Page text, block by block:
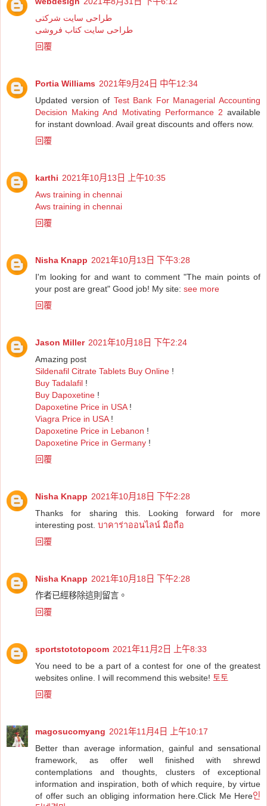
طراحی سایت شرکتی
طراحی سایت کتاب فروشی
回覆
Portia Williams 2021年9月24日 中午12:34
Updated version of Test Bank For Managerial Accounting
Decision Making And Motivating Performance 2 available
for instant download. Avail great discounts and offers now.
回覆
karthi 2021年10月13日 上午10:35
Aws training in chennai
Aws training in chennai
回覆
Nisha Knapp 2021年10月13日 下午3:28
I'm looking for and want to comment "The main points of
your post are great" Good job! My site: see more
回覆
Jason Miller 2021年10月18日 下午2:24
Amazing post
Sildenafil Citrate Tablets Buy Online !
Buy Tadalafil !
Buy Dapoxetine !
Dapoxetine Price in USA!
Viagra Price in USA!
Dapoxetine Price in Lebanon !
Dapoxetine Price in Germany !
回覆
Nisha Knapp 2021年10月18日 下午2:28
Thanks for sharing this. Looking forward for more
interesting post. บาคาร่าออนไลน์ มือถือ
回覆
Nisha Knapp 2021年10月18日 下午2:28
作者已經移除這則留言。
回覆
sportstototopcom 2021年11月2日 上午8:33
You need to be a part of a contest for one of the greatest
websites online. I will recommend this website! 토토
回覆
magosucomyang 2021年11月4日 上午10:17
Better than average information, gainful and sensational
framework, as offer well finished with shrewd
contemplations and thoughts, clusters of exceptional
information and inspiration, both of which require, by virtue
of offer such an obliging information here.Click Me Here인